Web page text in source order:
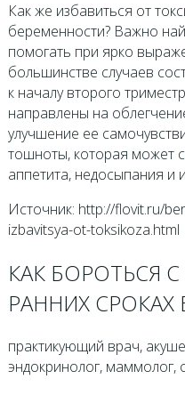
Как же избавиться от
беременности? Важно
помогать при ярко
большинстве случаев
к началу второго
направлены на
улучшение ее
тошноты, которая может
аппетита, недосыпания и
Источник: http://flovit.ru/
izbavitsya-ot-toksikoza.html
КАК БОРОТЬСЯ
РАННИХ
практикующий врач,
эндокринолог, маммолог,